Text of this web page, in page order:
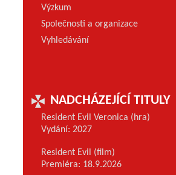
Výzkum
Společnosti a organizace
Vyhledávání
NADCHÁZEJÍCÍ TITULY
Resident Evil Veronica (hra)
Vydání: 2027
Resident Evil (film)
Premiéra: 18.9.2026